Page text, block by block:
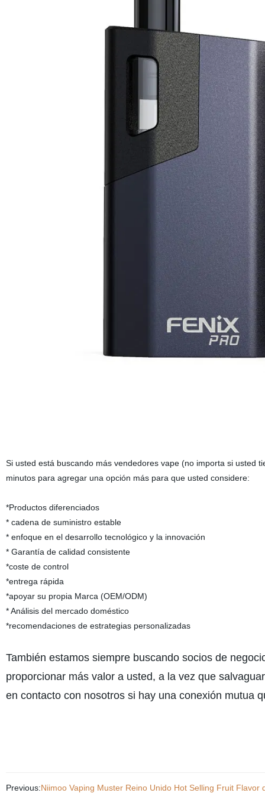
Si usted está buscando más vendedores vape (no importa si usted
minutos para agregar una opción más para que usted considere:
*Productos diferenciados
* cadena de suministro estable
* enfoque en el desarrollo tecnológico y la innovación
* Garantía de calidad consistente
*coste de control
*entrega rápida
*apoyar su propia Marca (OEM/ODM)
* Análisis del mercado doméstico
*recomendaciones de estrategias personalizadas
También estamos siempre buscando socios de
proporcionar más valor a usted, a la vez que
en contacto con nosotros si hay una conexión mutua
Previous:Niimoo Vaping Muster Reino Unido Hot Selling Fruit